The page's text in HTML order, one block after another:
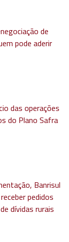
de
pode aderir
das operações
do Plano Safra
Banrisul
pedidos
dívidas rurais